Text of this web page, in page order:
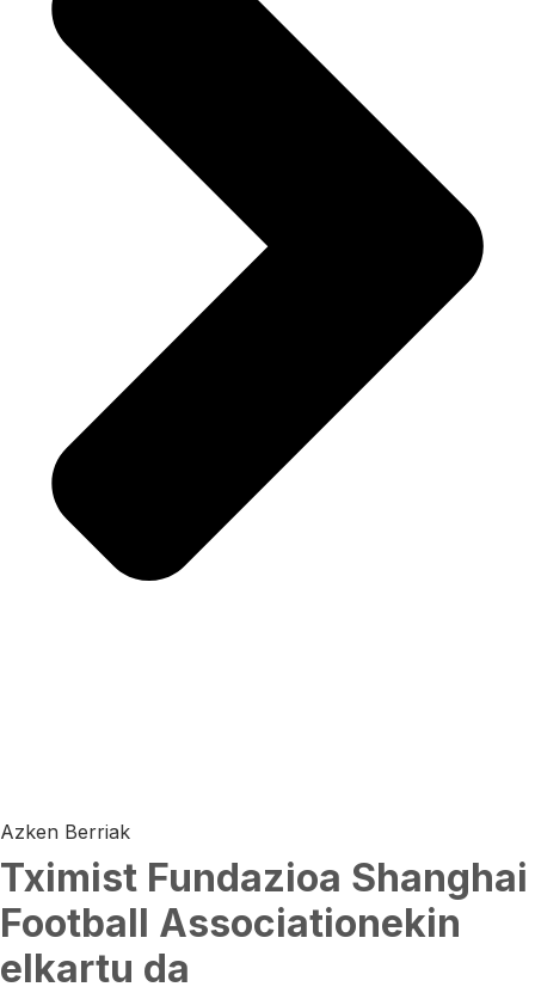
Azken Berriak
Tximist Fundazioa Shanghai
Football Associationekin
elkartu da